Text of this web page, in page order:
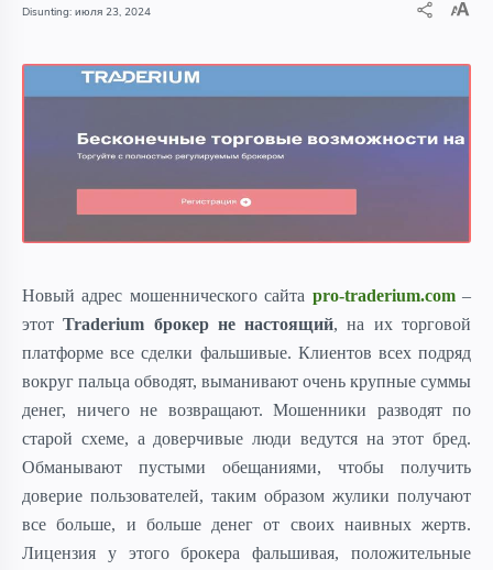
июля 23, 2024
Новый адрес мошеннического сайта pro-traderium.com–
этотTraderium брокер не настоящий, на их торговой
платформе все сделки фальшивые. Клиентов всех подряд
вокруг пальца обводят, выманивают очень крупные суммы
денег, ничего не возвращают. Мошенники разводят по
старой схеме, а доверчивые люди ведутся на этот бред.
Обманывают пустыми обещаниями, чтобы получить
доверие пользователей, таким образом жулики получают
все больше, и больше денег от своих наивных жертв.
Лицензия у этого брокера фальшивая, положительные